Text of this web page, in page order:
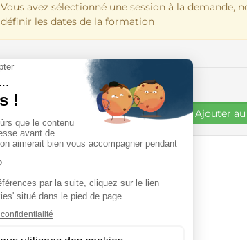
Vous avez sélectionné une session à la
définir les dates de la formation
Ajouter